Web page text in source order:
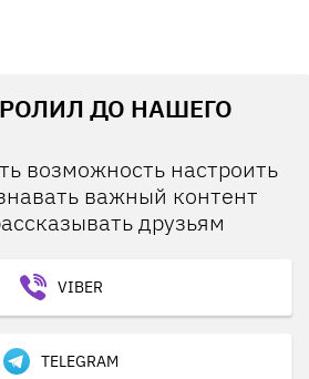
ДО НАШЕГО
возможность настроить
важный контент
друзьям
VIBER
TELEGRAM